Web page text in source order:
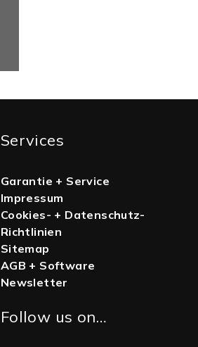
Services
Garantie + Service
Impressum
Cookies- + Datenschutz-
Richtlinien
Sitemap
AGB + Software
Newsletter
Follow us on…